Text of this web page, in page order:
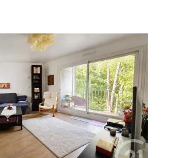
à vendre
€
secteur recherché,